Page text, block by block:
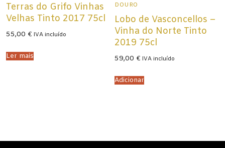
Terras do Grifo Vinhas
Velhas Tinto 2017 75cl
55,00 € IVA incluído
Ler mais
DOURO
Lobo de Vasconcellos –
Vinha do Norte Tinto
2019 75cl
59,00 € IVA incluído
Adicionar